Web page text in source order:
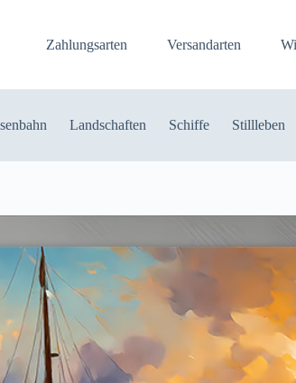
Zahlungsarten Versandarten
Landschaften Schiffe Stillleben